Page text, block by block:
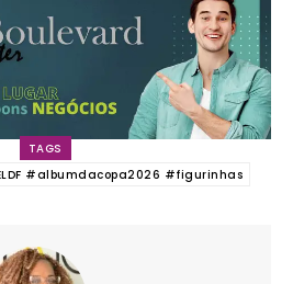
TAGS
#albumdacopa2026 #figurinhas